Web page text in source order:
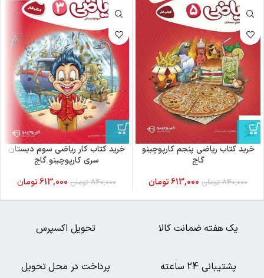
خرید کتاب ریاضی پنجم کارپوچینو
گاج
840,000 تومان 613,000تومان
خرید کتاب کار ریاضی سوم دبستان
سری کارپوچینو گاج
840,000 تومان 613,000تومان
پرداخت در محل تحویل پشتیبانی 24 ساعته
تحویل اکسپرس یک هفته ضمانت کالا